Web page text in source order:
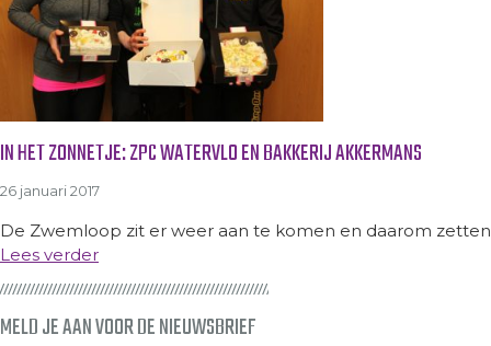
IN HET ZONNETJE: ZPC WATERVLO EN BAKKERIJ AKKERMANS
26 januari 2017
De Zwemloop zit er weer aan te komen en daarom
Lees verder
MELD JE AAN VOOR DE NIEUWSBRIEF